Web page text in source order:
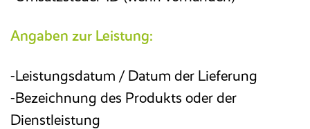
Angaben zur Leistung:
-Leistungsdatum / Datum der Lieferung
-Bezeichnung des Produkts oder der
Dienstleistung